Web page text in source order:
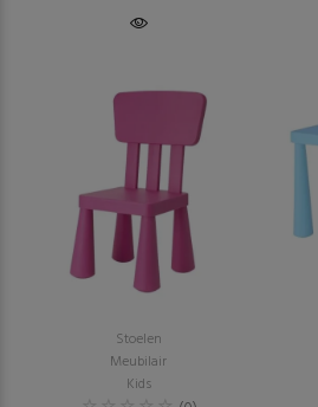
Stoelen
Meubilair
Kids